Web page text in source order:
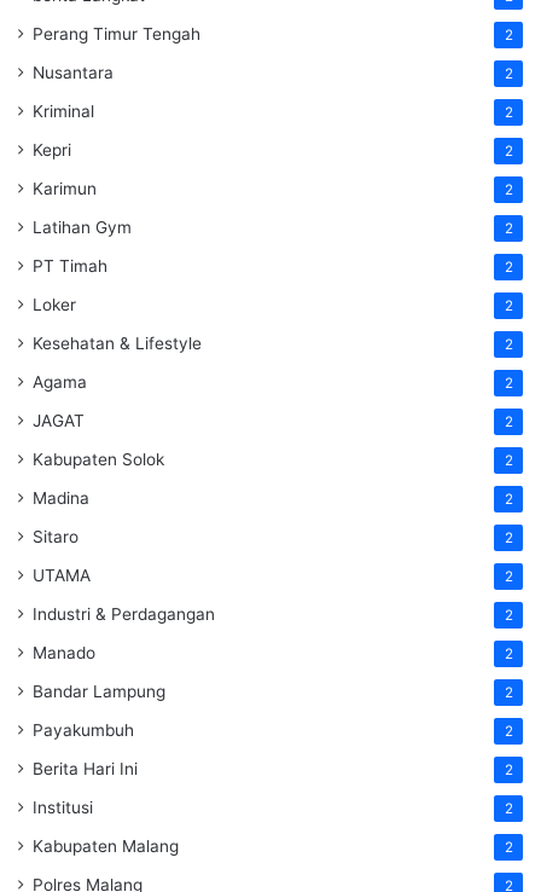
Perang Timur Tengah 2
Nusantara 2
Kriminal 2
Kepri 2
Karimun 2
Latihan Gym 2
PT Timah 2
Loker 2
Kesehatan & Lifestyle 2
Agama 2
JAGAT 2
Kabupaten Solok 2
Madina 2
Sitaro 2
UTAMA 2
Industri & Perdagangan 2
Manado 2
Bandar Lampung 2
Payakumbuh 2
Berita Hari Ini 2
Institusi 2
Kabupaten Malang 2
Polres Malang 2